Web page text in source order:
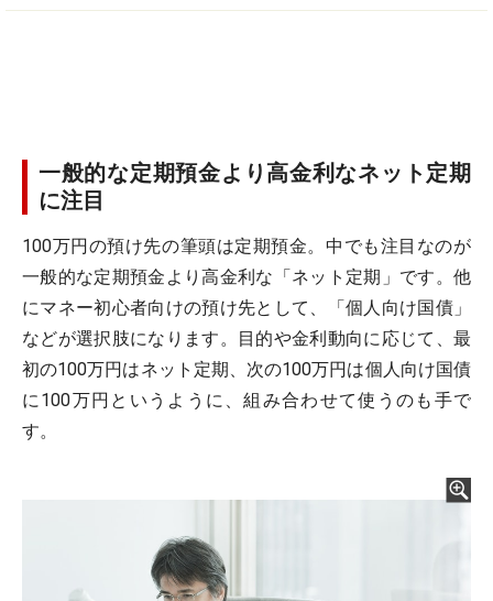
一般的な定期預金より高金利なネット定期
に注目
100万円の預け先の筆頭は定期預金。中でも注目なのが
一般的な定期預金より高金利な「ネット定期」です。他
にマネー初心者向けの預け先として、「個人向け国債」
などが選択肢になります。目的や金利動向に応じて、最
初の100万円はネット定期、次の100万円は個人向け国債
に100万円というように、組み合わせて使うのも手で
す。